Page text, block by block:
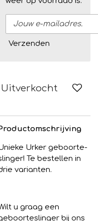
Verzenden
Uitverkocht
Urker geboorte-
Te bestellen in
varianten.
u graag een
bij ons